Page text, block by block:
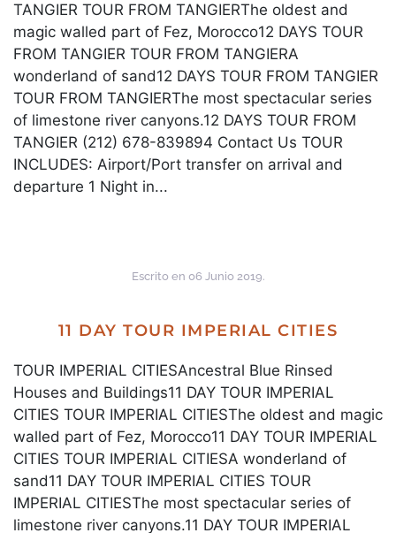
TANGIER TOUR FROM TANGIERThe oldest and
magic walled part of Fez, Morocco12 DAYS TOUR
FROM TANGIER TOUR FROM TANGIERA
wonderland of sand12 DAYS TOUR FROM TANGIER
TOUR FROM TANGIERThe most spectacular series
of limestone river canyons.12 DAYS TOUR FROM
TANGIER (212) 678-839894 Contact Us TOUR
INCLUDES: Airport/Port transfer on arrival and
departure 1 Night in...
Escrito en 06 Junio 2019.
11 DAY TOUR IMPERIAL CITIES
TOUR IMPERIAL CITIESAncestral Blue Rinsed
Houses and Buildings11 DAY TOUR IMPERIAL
CITIES TOUR IMPERIAL CITIESThe oldest and magic
walled part of Fez, Morocco11 DAY TOUR IMPERIAL
CITIES TOUR IMPERIAL CITIESA wonderland of
sand11 DAY TOUR IMPERIAL CITIES TOUR
IMPERIAL CITIESThe most spectacular series of
limestone river canyons.11 DAY TOUR IMPERIAL